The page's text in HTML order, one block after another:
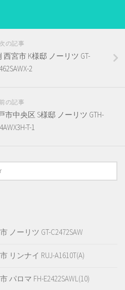
次の記事
宮市 K様邸 ノーリツ GT-
2
の記事
中央区 S様邸 ノーリツ GTH-
T-1
ノーリツ GT-C2472SAW
リンナイ RUJ-A1610T(A)
ロマ FH-E2422SAWL(10)